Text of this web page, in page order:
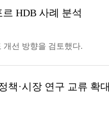
HDB 사례 분석
개선 방향을 검토했다.
·시장 연구 교류 확대